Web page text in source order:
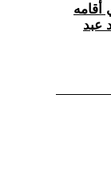
أقامه
عبد